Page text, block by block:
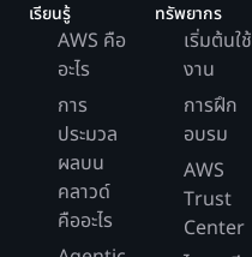
เรียนรู้
AWS คือ
อะไร
การ
ประมวล
ผลบน
คลาวด์
คืออะไร
ทรัพยากร
เริ่มต้นใช้
งาน
การฝึก
อบรม
AWS
Trust
Center